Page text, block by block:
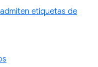
etiquetas de